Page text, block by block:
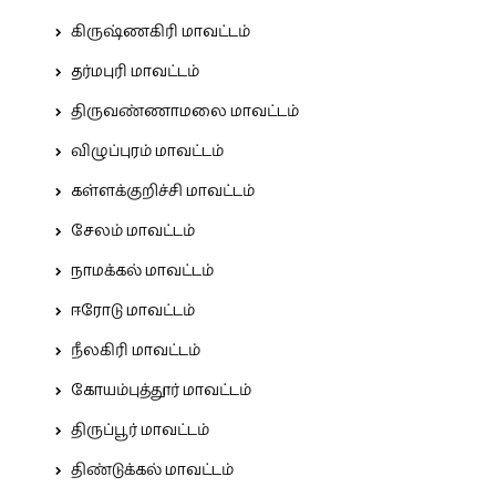
கிருஷ்ணகிரி மாவட்டம்
தர்மபுரி மாவட்டம்
திருவண்ணாமலை மாவட்டம்
விழுப்புரம் மாவட்டம்
கள்ளக்குறிச்சி மாவட்டம்
சேலம் மாவட்டம்
நாமக்கல் மாவட்டம்
ஈரோடு மாவட்டம்
நீலகிரி மாவட்டம்
கோயம்புத்தூர் மாவட்டம்
திருப்பூர் மாவட்டம்
திண்டுக்கல் மாவட்டம்